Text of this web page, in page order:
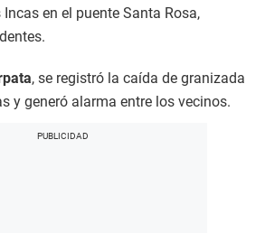
en el puente Santa Rosa,
, se registró la caída de granizada
y generó alarma entre los vecinos.